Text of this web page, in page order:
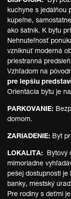
kuchyne s jedálňou
kúpeľne,
ako šatník. K bytu
Nehnuteľnosť
vzniknúť moderná
priestranná
Vzhľadom na
pre lepšiu
Orientácia bytu je
PARKOVANIE:
domom.
ZARIADENIE: Byt
LOKALITA:
Bytový
mimoriadne
pešej dostupnosti
banky, mestský
Pre rodiny s deťmi